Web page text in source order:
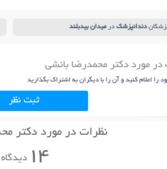
دندانپزشک درمیدان بیدبلند
در مورد دکتر محمدرضا بانشی
را اعلام کنید و آن را با دیگران به اشتراک بگذارید
ثبت نظر
نظرات در مورد دکتر
14دیدگاه